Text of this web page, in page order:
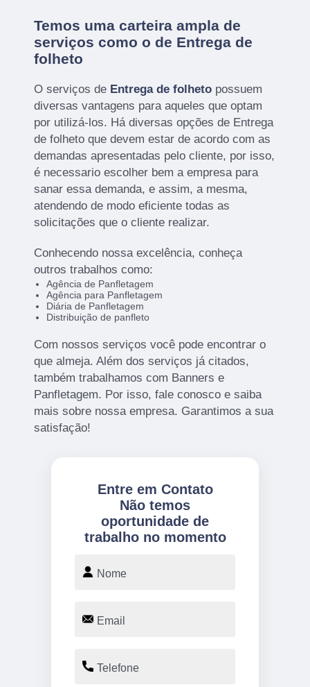
Temos uma carteira ampla de
serviços como o de Entrega de
folheto
O serviços de Entrega de folheto possuem
diversas vantagens para aqueles que optam
por utilizá-los. Há diversas opções de Entrega
de folheto que devem estar de acordo com as
demandas apresentadas pelo cliente, por isso,
é necessario escolher bem a empresa para
sanar essa demanda, e assim, a mesma,
atendendo de modo eficiente todas as
solicitações que o cliente realizar.
Conhecendo nossa excelência, conheça
outros trabalhos como:
Agência de Panfletagem
Agência para Panfletagem
Diária de Panfletagem
Distribuição de panfleto
Com nossos serviços você pode encontrar o
que almeja. Além dos serviços já citados,
também trabalhamos com Banners e
Panfletagem. Por isso, fale conosco e saiba
mais sobre nossa empresa. Garantimos a sua
satisfação!
Entre em Contato
Não temos
oportunidade de
trabalho no momento